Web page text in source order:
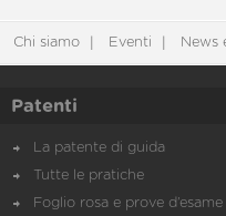
Chi siamo Eventi News
Patenti
La patente di guida
Tutte le pratiche
Foglio rosa e prove d’esame